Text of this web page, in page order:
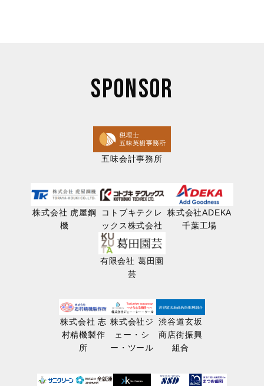
SPONSOR
五味会計事務所
株式会社 虎屋鋼
機
コトブキテクレ
ックス株式会社
株式会社ADEKA
千葉工場
有限会社 葛田園
芸
株式会社 志
村精機製作
所
株式会社ジ
ェー・シ
ー・ツール
渋谷道玄坂
商店街振興
組合